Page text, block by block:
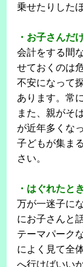
乗せたりした
・お子さんだ
会計をする間
せておくのは
不安になって
あります。常
また、親がそ
が近年多くな
子どもが集ま
さい。
・はぐれたと
万が一迷子に
にお子さんと
テーマパーク
によく見て全
へ行けばいい